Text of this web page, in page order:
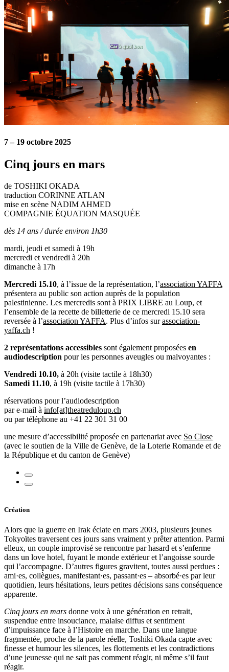
7 – 19 octobre 2025
Cinq jours en mars
de TOSHIKI OKADA
traduction CORINNE ATLAN
mise en scène NADIM AHMED
COMPAGNIE ÉQUATION MASQUÉE
dès 14 ans / durée environ 1h30
mardi, jeudi et samedi à 19h
mercredi et vendredi à 20h
dimanche à 17h
Mercredi 15.10, à l’issue de la représentation, l’association YAFFA
présentera au public son action auprès de la population
palestinienne. Les mercredis sont à PRIX LIBRE au Loup, et
l’ensemble de la recette de billetterie de ce mercredi 15.10 sera
reversée à l’association YAFFA. Plus d’infos surassociation-
yaffa.ch !
2 représentations accessibles sont également proposées en
audiodescription pour les personnes aveugles ou malvoyantes :
Vendredi 10.10, à 20h (visite tactile à 18h30)
Samedi 11.10, à 19h (visite tactile à 17h30)
réservations pour l’audiodescription
par e-mail à info[at]theatreduloup.ch
ou par téléphone au +41 22 301 31 00
une mesure d’accessibilité proposée en partenariat avec So Close
(avec le soutien de la Ville de Genève, de la Loterie Romande et de
la République et du canton de Genève)
Création
Alors que la guerre en Irak éclate en mars 2003, plusieurs jeunes
Tokyoïtes traversent ces jours sans vraiment y prêter attention. Parmi
elleux, un couple improvisé se rencontre par hasard et s’enferme
dans un love hotel, fuyant le monde extérieur et l’angoisse sourde
qui l’accompagne. D’autres figures gravitent, toutes aussi perdues :
ami·es, collègues, manifestant·es, passant·es – absorbé·es par leur
quotidien, leurs hésitations, leurs petites décisions sans conséquence
apparente.
Cinq jours en mars donne voix à une génération en retrait,
suspendue entre insouciance, malaise diffus et sentiment
d’impuissance face à l’Histoire en marche. Dans une langue
fragmentée, proche de la parole réelle, Toshiki Okada capte avec
finesse et humour les silences, les flottements et les contradictions
d’une jeunesse qui ne sait pas comment réagir, ni même s’il faut
réagir.